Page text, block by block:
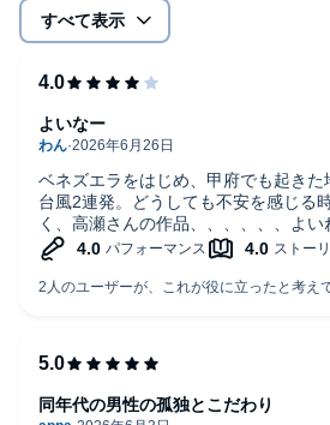
すべて表示
ベネズエラをはじめ、甲府でも起きた
台風2連発。どうしても不安を感じる
く、高瀬さんの作品、、、、、、よい
よいなー
同年代の男性の孤独とこだわり